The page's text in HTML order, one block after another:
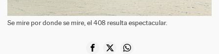
Se mire por donde se mire, el 408 resulta espectacular.